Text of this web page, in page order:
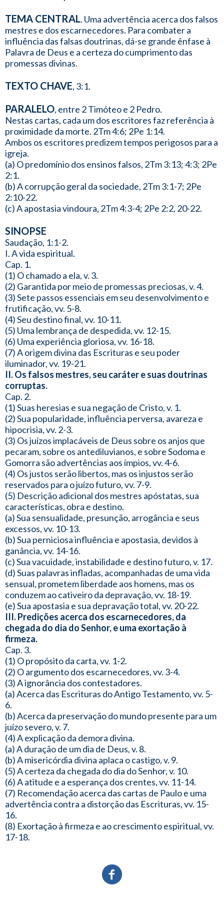
TEMA CENTRAL. Uma advertência acerca dos falsos
mestres e dos escarnecedores. Para combater a
influência das falsas doutrinas, dá-se grande ênfase à
Palavra de Deus e a certeza do cumprimento das
promessas divinas.
TEXTO CHAVE, 3:1.
PARALELO, entre 2 Timóteo e 2 Pedro.
Nestas cartas, cada um dos escritores faz referência à
proximidade da morte. 2Tm 4:6; 2Pe 1:14.
Ambos os escritores predizem tempos perigosos para a
igreja.
(a) O predomínio dos ensinos falsos, 2Tm 3:13; 4:3; 2Pe
2:1.
(b) A corrupção geral da sociedade, 2Tm 3:1-7; 2Pe
2:10-22.
(c) A apostasia vindoura, 2Tm 4:3-4; 2Pe 2:2, 20-22.
SINOPSE
Saudação, 1:1-2.
I. A vida espiritual.
Cap. 1.
(1) O chamado a ela, v. 3.
(2) Garantida por meio de promessas preciosas, v. 4.
(3) Sete passos essenciais em seu desenvolvimento e
frutificação, vv. 5-8.
(4) Seu destino final, vv. 10-11.
(5) Uma lembrança de despedida, vv. 12-15.
(6) Uma experiência gloriosa, vv. 16-18.
(7) A origem divina das Escrituras e seu poder
iluminador, vv. 19-21.
II. Os falsos mestres, seu caráter e suas doutrinas
corruptas.
Cap. 2.
(1) Suas heresias e sua negação de Cristo, v. 1.
(2) Sua popularidade, influência perversa, avareza e
hipocrisia, vv. 2-3.
(3) Os juízos implacáveis de Deus sobre os anjos que
pecaram, sobre os antediluvianos, e sobre Sodoma e
Gomorra são advertências aos ímpios, vv. 4-6.
(4) Os justos serão libertos, mas os injustos serão
reservados para o juízo futuro, vv. 7-9.
(5) Descrição adicional dos mestres apóstatas, sua
características, obra e destino.
(a) Sua sensualidade, presunção, arrogância e seus
excessos, vv. 10-13.
(b) Sua perniciosa influência e apostasia, devidos à
ganância, vv. 14-16.
(c) Sua vacuidade, instabilidade e destino futuro, v. 17.
(d) Suas palavras infladas, acompanhadas de uma vida
sensual, prometem liberdade aos homens, mas os
conduzem ao cativeiro da depravação, vv. 18-19.
(e) Sua apostasia e sua depravação total, vv. 20-22.
III. Predições acerca dos escarnecedores, da
chegada do dia do Senhor, e uma exortação à
firmeza.
Cap. 3.
(1) O propósito da carta, vv. 1-2.
(2) O argumento dos escarnecedores, vv. 3-4.
(3) A ignorância dos contestadores.
(a) Acerca das Escrituras do Antigo Testamento, vv. 5-
6.
(b) Acerca da preservação do mundo presente para um
juízo severo, v. 7.
(4) A explicação da demora divina.
(a) A duração de um dia de Deus, v. 8.
(b) A misericórdia divina aplaca o castigo, v. 9.
(5) A certeza da chegada do dia do Senhor, v. 10.
(6) A atitude e a esperança dos crentes, vv. 11-14.
(7) Recomendação acerca das cartas de Paulo e uma
advertência contra a distorção das Escrituras, vv. 15-
16.
(8) Exortação à firmeza e ao crescimento espiritual, vv.
17-18.